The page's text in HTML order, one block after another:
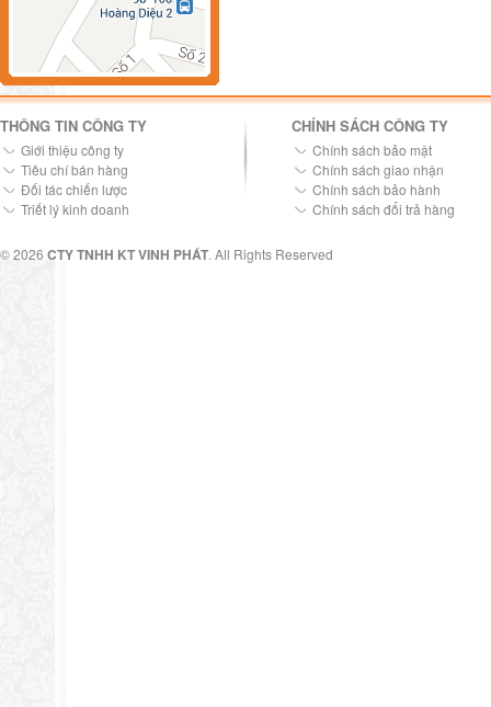
THÔNG TIN CÔNG TY
Giới thiệu công ty
Tiêu chí bán hàng
Đối tác chiến lược
Triết lý kinh doanh
CHÍNH SÁCH CÔNG TY
Chính sách bảo mật
Chính sách giao nhận
Chính sách bảo hành
Chính sách đổi trả hàng
© 2026 CTY TNHH KT VINH PHÁT. All Rights Reserved